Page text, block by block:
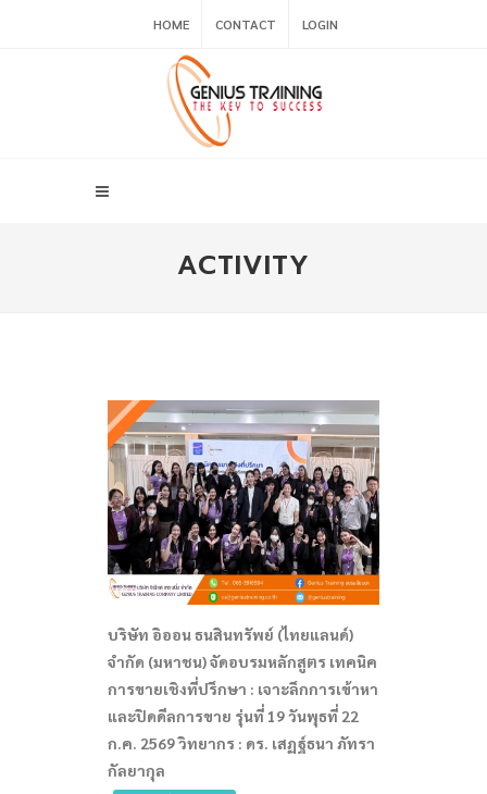
HOME CONTACT LOGIN
ACTIVITY
บริษัท อิออน ธนสินทรัพย์ (ไทยแลนด์)
จำกัด (มหาชน) จัดอบรมหลักสูตร เทคนิค
การขายเชิงที่ปรึกษา : เจาะลึกการเข้าหา
และปิดดีลการขาย รุ่นที่ 19 วันพุธที่ 22
ก.ค. 2569 วิทยากร : ดร. เสฏฐ์ธนา ภัทรา
กัลยากุล